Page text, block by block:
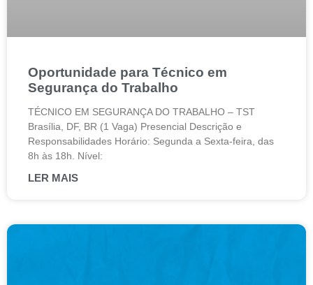
Oportunidade para Técnico em
Segurança do Trabalho
TÉCNICO EM SEGURANÇA DO TRABALHO – TST
Brasília, DF, BR (1 Vaga) Presencial Descrição e
Responsabilidades Horário: Segunda a Sexta-feira, das
8h às 18h. Nível:
LER MAIS